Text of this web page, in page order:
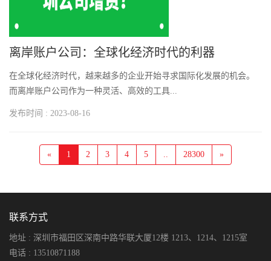
离岸账户公司：全球化经济时代的利器
在全球化经济时代，越来越多的企业开始寻求国际化发展的机会。
而离岸账户公司作为一种灵活、高效的工具...
发布时间 : 2023-08-16
« 1 2 3 4 5 .. 28300 »
联系方式
地址 : 深圳市福田区深南中路华联大厦12楼 1213、1214、1215室
电话 : 13510871188